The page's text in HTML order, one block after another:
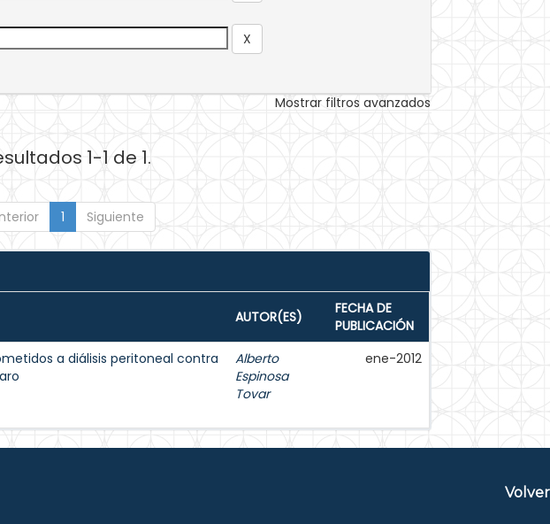
Mostrar filtros avanzados
1-1 de 1.
1 Siguiente
AUTOR(ES)
FECHA DE
PUBLICACIÓN
a diálisis peritoneal contra
Alberto
Espinosa
Tovar
ene-2012